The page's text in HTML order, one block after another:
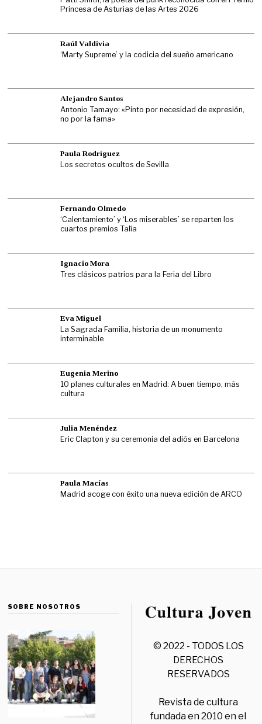
Princesa de Asturias de las Artes 2026
Raúl Valdivia
‘Marty Supreme’ y la codicia del sueño americano
Alejandro Santos
Antonio Tamayo: «Pinto por necesidad de expresión,
no por la fama»
Paula Rodríguez
Los secretos ocultos de Sevilla
Fernando Olmedo
‘Calentamiento’ y ‘Los miserables’ se reparten los
cuartos premios Talía
Ignacio Mora
Tres clásicos patrios para la Feria del Libro
Eva Miguel
La Sagrada Familia, historia de un monumento
interminable
Eugenia Merino
10 planes culturales en Madrid: A buen tiempo, más
cultura
Julia Menéndez
Eric Clapton y su ceremonia del adiós en Barcelona
Paula Macías
Madrid acoge con éxito una nueva edición de ARCO
SOBRE NOSOTROS
© 2022 - TODOS LOS
DERECHOS
RESERVADOS
Revista de cultura
fundada en 2010 en el